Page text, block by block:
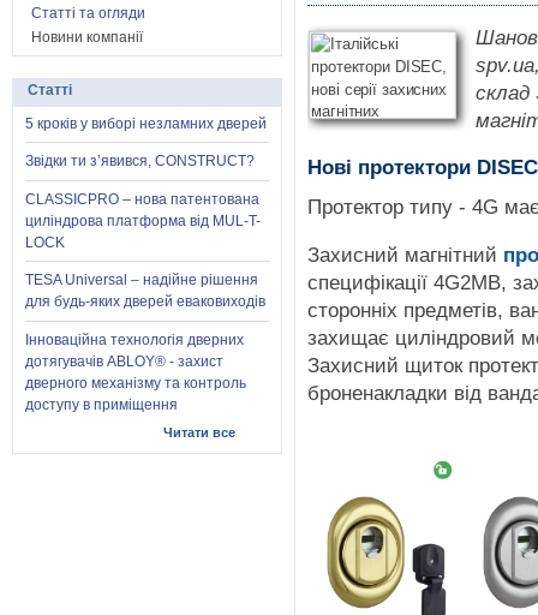
склад
Нові протектори
Протектор типу - 4G
Захисний магнітний
специфікації 4G2MB,
сторонніх предметів,
захищає циліндровий
Захисний щиток
броненакладки від
Статті та огляди
Новини компанії
Статті
5 кроків у виборі незламних дверей
Звідки ти з’явився, CONSTRUCT?
CLASSICPRO – нова патентована
циліндрова платформа від MUL-T-
LOCK
TESA Universal – надійне рішення
для будь-яких дверей еваковиходів
Інноваційна технологія дверних
дотягувачів ABLOY® - захист
дверного механізму та контроль
доступу в приміщення
Читати все